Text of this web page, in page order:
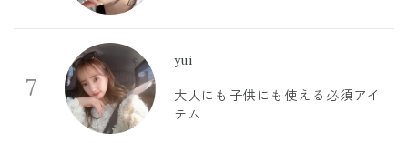
7
yui
大人にも子供にも使える必須アイ
テム